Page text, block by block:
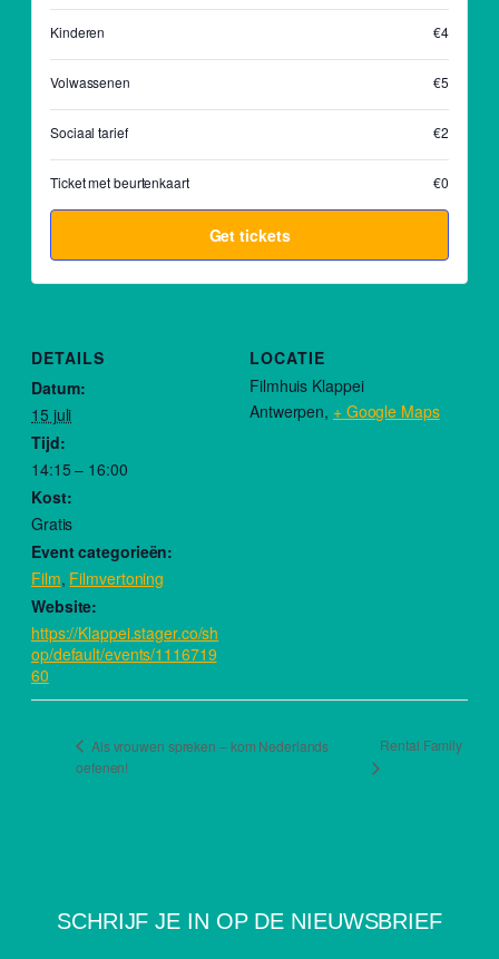
DETAILS
Datum:
15 juli
Tijd:
14:15 – 16:00
Kost:
Gratis
Event categorieën:
Film, Filmvertoning
Website:
https://Klappei.stager.co/sh
op/default/events/1116719
60
LOCATIE
Filmhuis Klappei
Antwerpen, + Google Maps
Kinderen €4
Volwassenen €5
Sociaal tarief €2
Ticket met beurtenkaart €0
Get tickets
Als vrouwen spreken – kom Nederlands
oefenen!
Rental Family
SCHRIJF JE IN OP DE NIEUWSBRIEF